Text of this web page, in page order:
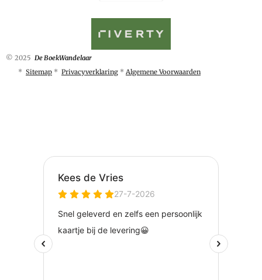
© 2025 De BoekWandelaar
* Sitemap * Privacyverklaring * Algemene Voorwaarden